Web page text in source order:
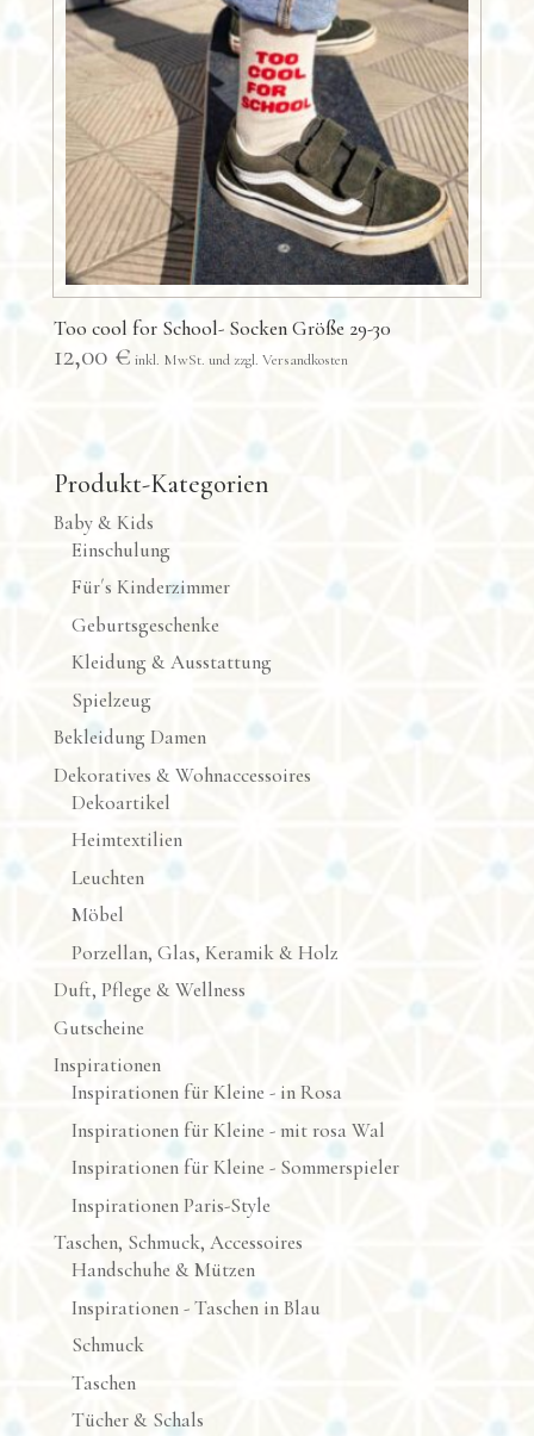
Too cool for School- Socken Größe 29-30
12,00 €
Produkt-Kategorien
Baby & Kids
Einschulung
Für´s Kinderzimmer
Geburtsgeschenke
Kleidung & Ausstattung
Spielzeug
Bekleidung Damen
Dekoratives & Wohnaccessoires
Dekoartikel
Heimtextilien
Leuchten
Möbel
Porzellan, Glas, Keramik & Holz
Duft, Pflege & Wellness
Gutscheine
Inspirationen
Inspirationen für Kleine - in Rosa
Inspirationen für Kleine - mit rosa Wal
Inspirationen für Kleine - Sommerspieler
Inspirationen Paris-Style
Taschen, Schmuck, Accessoires
Handschuhe & Mützen
Inspirationen - Taschen in Blau
Schmuck
Taschen
Tücher & Schals